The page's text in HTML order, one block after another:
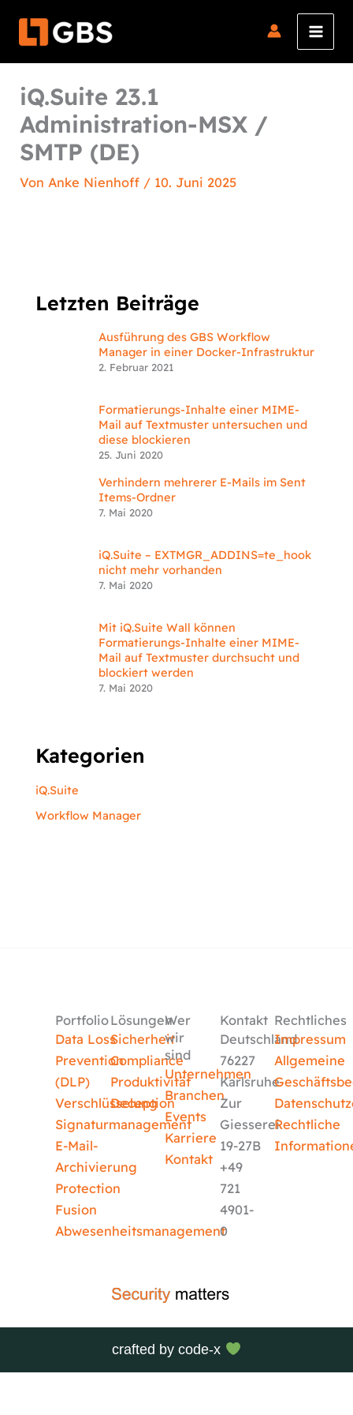
Inhalt
iQ.Suite 23.1
Administration-MSX /
SMTP (DE)
Von Anke Nienhoff / 10. Juni 2025
Letzten Beiträge
Ausführung des GBS Workflow
Manager in einer Docker-Infrastruktur
2. Februar 2021
Formatierungs-Inhalte einer MIME-
Mail auf Textmuster untersuchen und
diese blockieren
25. Juni 2020
Verhindern mehrerer E-Mails im Sent
Items-Ordner
7. Mai 2020
iQ.Suite – EXTMGR_ADDINS=te_hook
nicht mehr vorhanden
7. Mai 2020
Mit iQ.Suite Wall können
Formatierungs-Inhalte einer MIME-
Mail auf Textmuster durchsucht und
blockiert werden
7. Mai 2020
Kategorien
iQ.Suite
Workflow Manager
Portfolio
Data Loss
Prevention
(DLP)
Verschlüsselung
Signaturmanagement
E-Mail-
Archivierung
Protection
Fusion
Abwesenheitsmanagement
Lösungen
Sicherheit
Compliance
Produktivität
Deception
Wer
wir
sind
Unternehmen
Branchen
Events
Karriere
Kontakt
Kontakt
Deutschland
76227
Karlsruhe
Zur
Giesserei
19-27B
+49
721
4901-
0
Rechtliches
Impressum
Allgemeine
Rechtliche
crafted bycode-x